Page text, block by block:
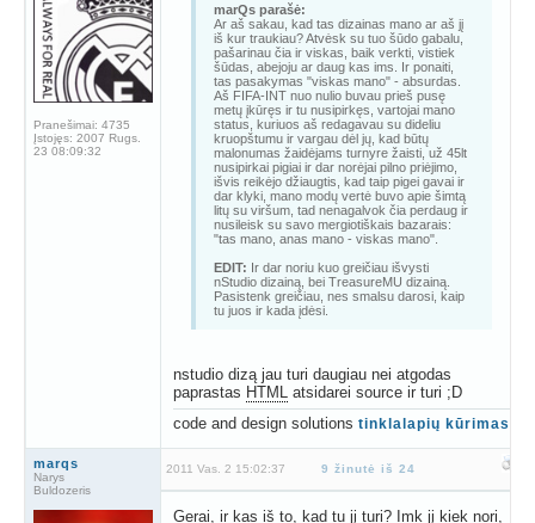
Pranešimai: 4735
Įstojęs: 2007 Rugs.
23 08:09:32
marQs parašė:
Ar aš sakau, kad tas dizainas mano ar aš jį
iš kur traukiau? Atvėsk su tuo šūdo gabalu,
pašarinau čia ir viskas, baik verkti, vistiek
šūdas, abejoju ar daug kas ims. Ir ponaiti,
tas pasakymas "viskas mano" - absurdas.
Aš FIFA-INT nuo nulio buvau prieš pusę
metų įkūręs ir tu nusipirkęs, vartojai mano
status, kuriuos aš redagavau su dideliu
kruopštumu ir vargau dėl jų, kad būtų
malonumas žaidėjams turnyre žaisti, už 45lt
nusipirkai pigiai ir dar norėjai pilno priėjimo,
išvis reikėjo džiaugtis, kad taip pigei gavai ir
dar klyki, mano modų vertė buvo apie šimtą
litų su viršum, tad nenagalvok čia perdaug ir
nusileisk su savo mergiotiškais bazarais:
"tas mano, anas mano - viskas mano".
EDIT: Ir dar noriu kuo greičiau išvysti
nStudio dizainą, bei TreasureMU dizainą.
Pasistenk greičiau, nes smalsu darosi, kaip
tu juos ir kada įdėsi.
nstudio dizą jau turi daugiau nei atgodas
paprastas HTML atsidarei source ir turi ;D
code and design solutions tinklalapių kūrimas
marqs
Narys
Buldozeris
2011 Vas. 2 15:02:37 9 žinutė iš 24
Gerai, ir kas iš to, kad tu jį turi? Imk jį kiek nori,